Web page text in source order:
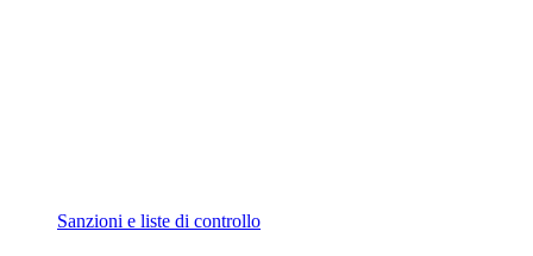
Sanzioni e liste di controllo